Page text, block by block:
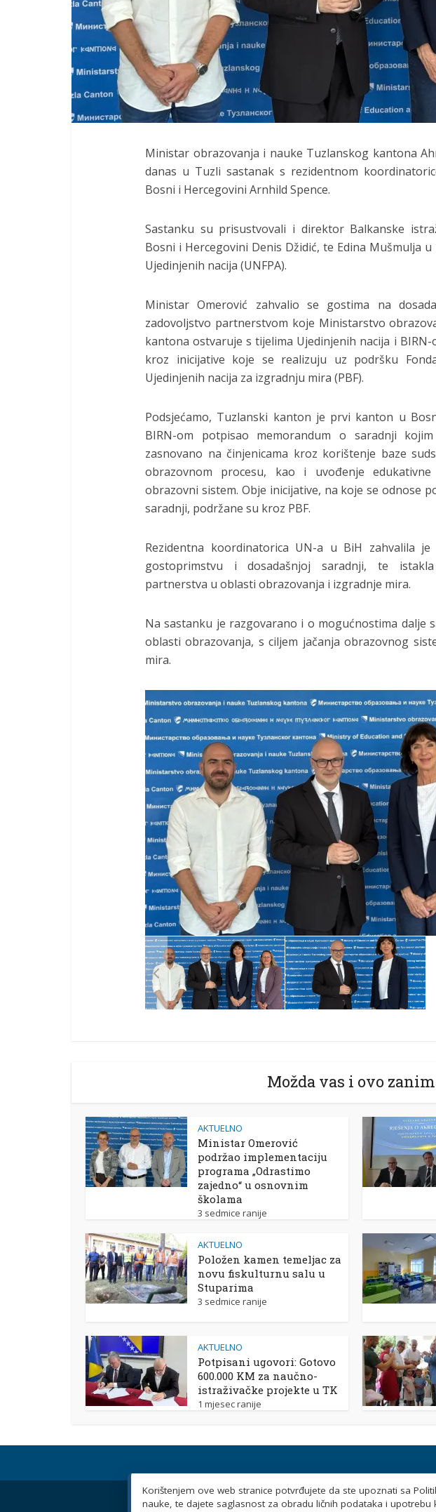
Ministar obrazovanja i nauke Tuzlanskog kantona
danas u Tuzli sastanak s rezidentnom
Bosni i Hercegovini Arnhild Spence.
Sastanku su prisustvovali i direktor Balkanske
Bosni i Hercegovini Denis Džidić, te Edina Mušmulja
Ujedinjenih nacija (UNFPA).
Ministar Omerović zahvalio se gostima na
zadovoljstvo partnerstvom koje Ministarstvo
kantona ostvaruje s tijelima Ujedinjenih nacija i
kroz inicijative koje se realizuju uz podršku
Ujedinjenih nacija za izgradnju mira (PBF).
Podsjećamo, Tuzlanski kanton je prvi kanton u
BIRN-om potpisao memorandum o saradnji
zasnovano na činjenicama kroz korištenje baze
obrazovnom procesu, kao i uvođenje
obrazovni sistem. Obje inicijative, na koje se odnose
saradnji, podržane su kroz PBF.
Rezidentna koordinatorica UN-a u BiH zahvalila
gostoprimstvu i dosadašnjoj saradnji, te
partnerstva u oblasti obrazovanja i izgradnje mira.
Na sastanku je razgovarano i o mogućnostima dalje
oblasti obrazovanja, s ciljem jačanja obrazovnog
mira.
Možda vas i ovo
AKTUELNO
Ministar Omerović
podržao implementaciju
programa „Odrastimo
zajedno“ u osnovnim
školama
3 sedmice ranije
AKTUELNO
Položen kamen temeljac za
novu fiskulturnu salu u
Stuparima
3 sedmice ranije
AKTUELNO
Potpisani ugovori: Gotovo
600.000 KM za naučno-
istraživačke projekte u TK
1 mjesec ranije
© 2026
Korištenjem ove web stranice potvrđujete da ste upoznati sa
nauke, te dajete saglasnost za obradu ličnih podataka i upotrebu